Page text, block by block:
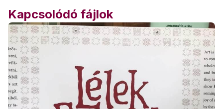
Kapcsolódó fájlok